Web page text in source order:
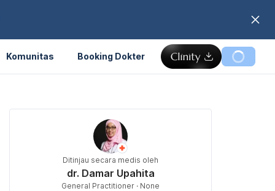
Komunitas Booking Dokter
Ditinjau secara medis oleh
dr. Damar Upahita
General Practitioner · None